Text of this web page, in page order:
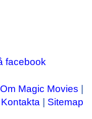
Om Magic Movies
Kontakta
Sitemap